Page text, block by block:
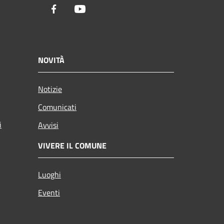
Facebook
NOVITÀ
Notizie
Comunicati
Avvisi
VIVERE IL COMUNE
Luoghi
Eventi